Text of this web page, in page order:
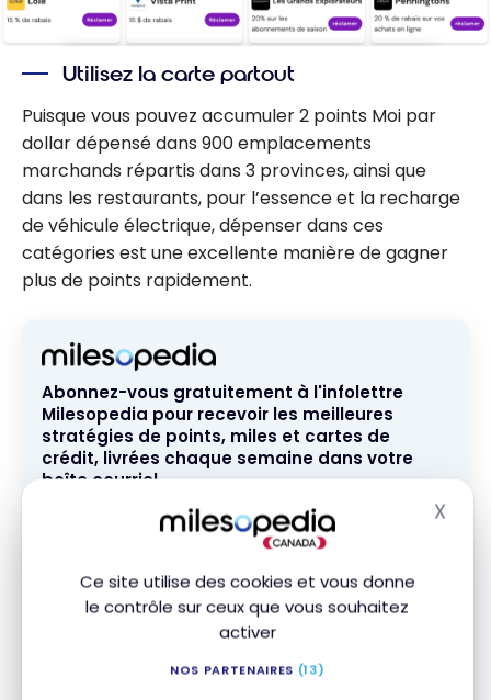
Ce site utilise des cookies et vous donne
le contrôle sur ceux que vous souhaitez
activer
NOS PARTENAIRES (13)
X
Utilisez la carte partout
Puisque vous pouvez accumuler 2 points Moi par
dollar dépensé dans 900 emplacements
marchands répartis dans 3 provinces, ainsi que
dans les restaurants, pour l’essence et la recharge
de véhicule électrique, dépenser dans ces
catégories est une excellente manière de gagner
plus de points rapidement.
Abonnez-vous gratuitement à l'infolettre
Milesopedia pour recevoir les meilleures
stratégies de points, miles et cartes de
crédit, livrées chaque semaine dans votre
boîte courriel.
promotionnels et acceptez nosConditions et politique de